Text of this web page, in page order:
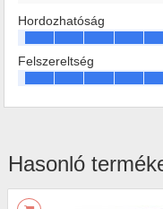
Hordozhatóság
Felszereltség
Hasonló